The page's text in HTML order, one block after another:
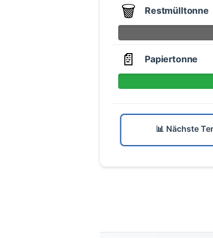
🗑️ Restmülltonne
📄 Papiertonne
📊 Nächste